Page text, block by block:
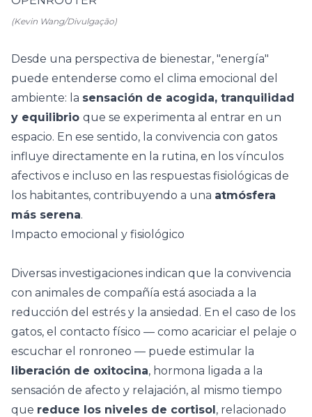
(Kevin Wang/Divulgação)
Desde una perspectiva de bienestar, "energía"
puede entenderse como el clima emocional del
ambiente: la sensación de acogida, tranquilidad
y equilibrio que se experimenta al entrar en un
espacio. En ese sentido, la convivencia con gatos
influye directamente en la rutina, en los vínculos
afectivos e incluso en las respuestas fisiológicas de
los habitantes, contribuyendo a una atmósfera
más serena.
Impacto emocional y fisiológico
Diversas investigaciones indican que la convivencia
con animales de compañía está asociada a la
reducción del estrés y la ansiedad . En el caso de los
gatos, el contacto físico — como acariciar el pelaje o
escuchar el ronroneo — puede estimular la
liberación de oxitocina, hormona ligada a la
sensación de afecto y relajación, al mismo tiempo
que reduce los niveles de cortisol, relacionado